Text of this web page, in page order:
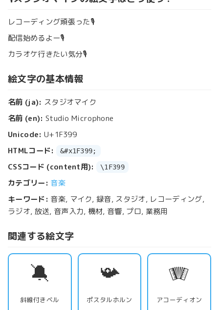
レコーディング頑張った🎙️
配信始めるよー🎙️
カラオケ行きたい気分🎙️
絵文字の基本情報
名前 (ja): スタジオマイク
名前 (en): Studio Microphone
Unicode: U+1F399
HTMLコード:
&#x1F399;
CSSコード (content用): \1F399
カテゴリー: 音楽
キーワード: 音楽, マイク, 録音, スタジオ, レコーディング,
ラジオ, 放送, 音声入力, 機材, 音響, プロ, 業務用
関連する絵文字
🔕
斜線付きベル
📯
ポスタルホルン
🪗
アコーディオン